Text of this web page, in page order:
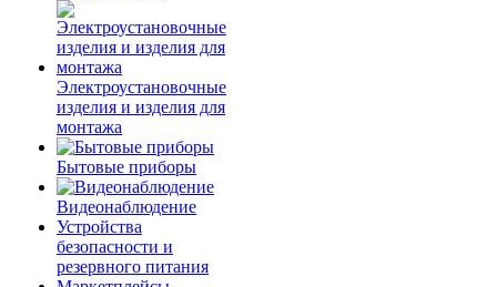
Электроустановочные
изделия и изделия для
монтажа
Бытовые приборы
Видеонаблюдение
Устройства
безопасности и
резервного питания